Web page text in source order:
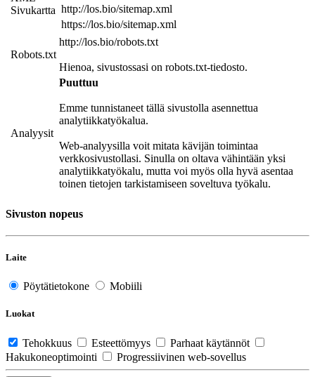
Sivukartta http://los.bio/sitemap.xml
https://los.bio/sitemap.xml
Robots.txt
http://los.bio/robots.txt
Hienoa, sivustossasi on robots.txt-tiedosto.
Analyysit
Puuttuu
Emme tunnistaneet tällä sivustolla asennettua
analytiikkatyökalua.
Web-analyysilla voit mitata kävijän toimintaa
verkkosivustollasi. Sinulla on oltava vähintään yksi
analytiikkatyökalu, mutta voi myös olla hyvä asentaa
toinen tietojen tarkistamiseen soveltuva työkalu.
Sivuston nopeus
Laite
Pöytätietokone Mobiili
Luokat
Tehokkuus Esteettömyys
Parhaat käytännöt
Hakukoneoptimointi
Progressiivinen web-sovellus